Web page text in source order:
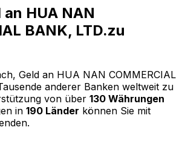
HUA NAN
BANK, LTD.zu
Geld an HUA NAN COMMERCIAL
anderer Banken weltweit zu
von über 130 Währungen
in 190 Länder können Sie mit